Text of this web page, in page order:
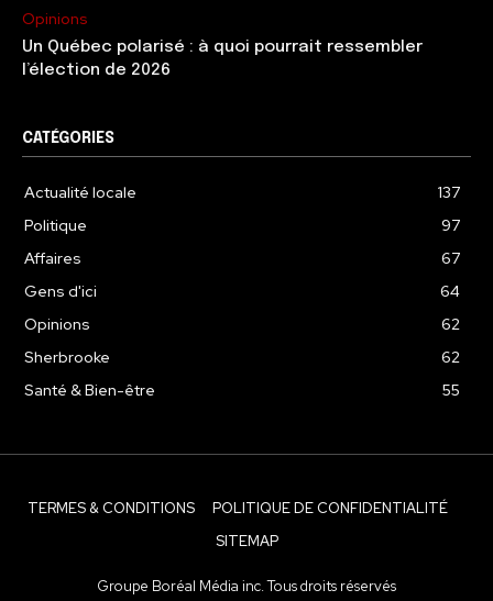
Opinions
Un Québec polarisé : à quoi pourrait ressembler
l’élection de 2026
CATÉGORIES
Actualité locale
137
Politique
97
Affaires
67
Gens d'ici
64
Opinions
62
Sherbrooke
62
Santé & Bien-être
55
TERMES & CONDITIONS
POLITIQUE DE CONFIDENTIALITÉ
SITEMAP
Groupe Boréal Média inc. Tous droits réservés